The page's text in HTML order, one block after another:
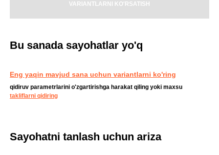
VARIANTLARNI KO'RSATISH
Bu sanada sayohatlar yo'q
Eng yaqin mavjud sana uchun variantlarni ko'ring
qidiruv parametrlarini o'zgartirishga harakat qiling yoki maxsu
takliflarni qidiring
Sayohatni tanlash uchun ariza